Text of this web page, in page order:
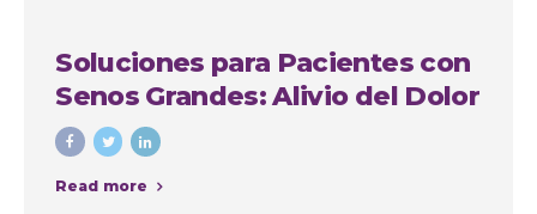
Soluciones para Pacientes con
Senos Grandes: Alivio del Dolor
de Espalda, Mejora de la
Comodidad y Recuperación de
la Autoestima
Read more